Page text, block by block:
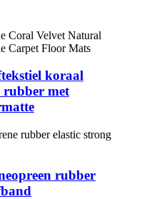
koraal
met
rubber